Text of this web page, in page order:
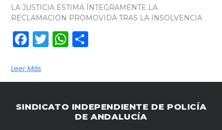
LA JUSTICIA ESTIMA ÍNTEGRAMENTE LA
RECLAMACIÓN PROMOVIDA TRAS LA INSOLVENCIA
Facebook
TwitterWhatsApp
Leer Más
SINDICATO INDEPENDIENTE DE POLICÍA
DE ANDALUCÍA